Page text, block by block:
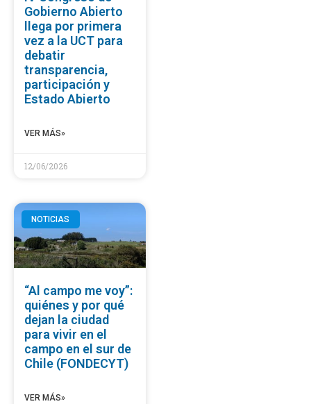
Gobierno Abierto
llega por primera
vez a la UCT para
debatir
transparencia,
participación y
Estado Abierto
VER MÁS»
12/06/2026
NOTICIAS
“Al campo me voy”:
quiénes y por qué
dejan la ciudad
para vivir en el
campo en el sur de
Chile (FONDECYT)
VER MÁS»